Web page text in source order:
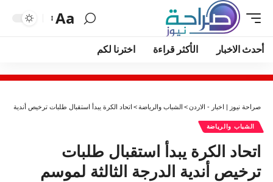
Aa
أحدث الاخبار الأكثر قراءة اخترنا لكم
صراحة نيوز | اخبار - الاردن> الشباب والرياضة> اتحاد الكرة يبدأ استقبال طلبات ترخيص أندية الدرجة
الشباب والرياضة
اتحاد الكرة يبدأ استقبال طلبات
ترخيص أندية الدرجة الثالثة لموسم